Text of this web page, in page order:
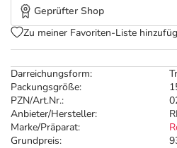
Darreichungsform:
Packungsgröße:
PZN/Art.Nr.:
Anbieter/Hersteller:
Marke/Präparat:
Grundpreis:
Geprüfter Shop
Zu meiner Favoriten-Liste